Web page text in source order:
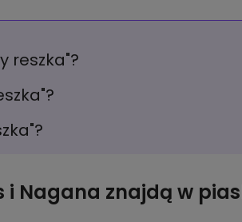
reszka"?
i Nagana znajdą w